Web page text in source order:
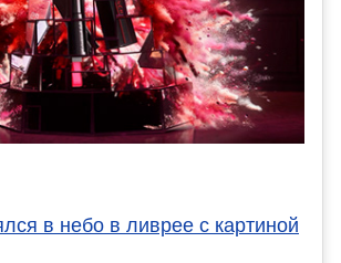
в небо в ливрее с картиной